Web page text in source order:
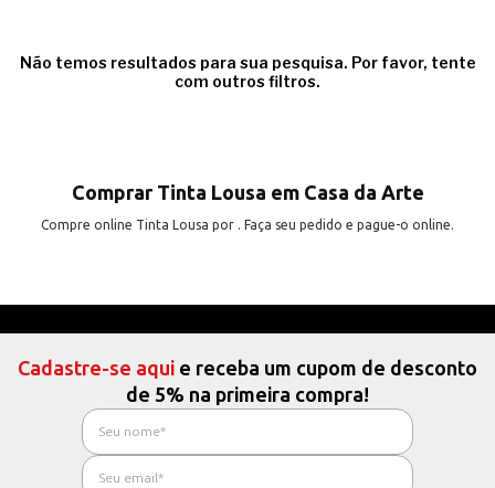
Não temos resultados para sua pesquisa. Por favor, tente
com outros filtros.
Comprar Tinta Lousa em Casa da Arte
Compre online Tinta Lousa por . Faça seu pedido e pague-o online.
Cadastre-se aqui e receba um cupom de desconto
de 5% na primeira compra!